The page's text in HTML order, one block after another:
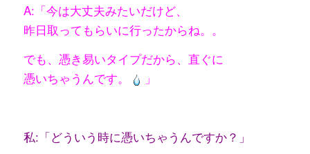
A:「今は大丈夫みたいだけど、
昨日取ってもらいに行ったからね。。
でも、憑き易いタイプだから、直ぐに
憑いちゃうんです。
」
私:「どういう時に憑いちゃうんですか？」